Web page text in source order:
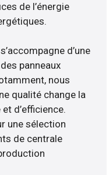
de l’énergie
d’une
panneaux
nous
qualité change la
d’efficience.
une sélection
de centrale